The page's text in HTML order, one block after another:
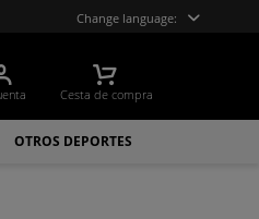
Change language:
Cesta de compra
OTROS DEPORTES